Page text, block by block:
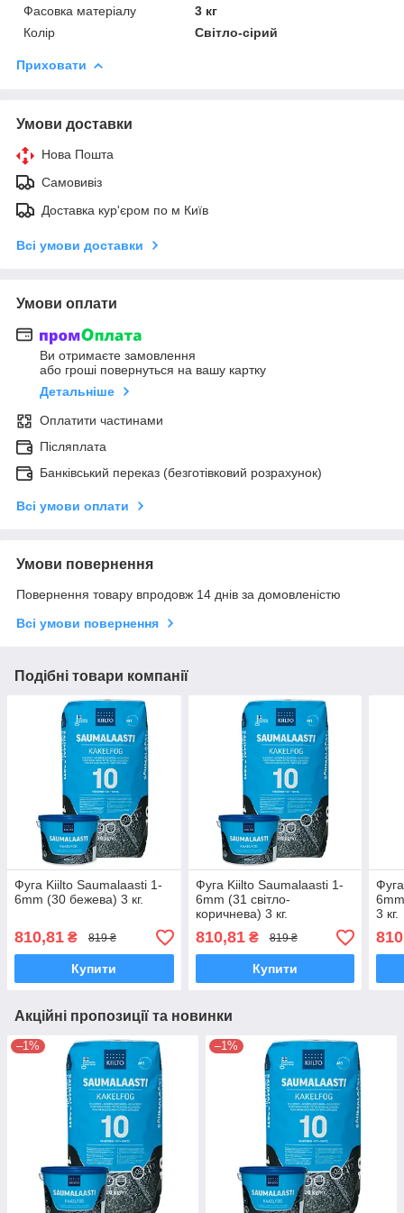
Фасовка матеріалу
3 кг
Колір
Світло-сірий
Приховати
Умови доставки
Нова Пошта
Самовивіз
Доставка кур'єром по м Київ
Всі умови доставки
Умови оплати
Ви отримаєте замовлення
або гроші повернуться на вашу картку
Детальніше
Оплатити частинами
Післяплата
Банківський переказ (безготівковий розрахунок)
Всі умови оплати
Умови повернення
Повернення товару впродовж 14 днів за домовленістю
Всі умови повернення
Подібні товари компанії
Фуга Kiilto Saumalaasti 1-
6mm (30 бежева) 3 кг.
810,81 ₴ 819 ₴
Купити
Фуга Kiilto Saumalaasti 1-
6mm (31 світло-
коричнева) 3 кг.
810,81₴ 819 ₴
Купити
3 кг.
Акційні пропозиції та новинки
–1% –1%